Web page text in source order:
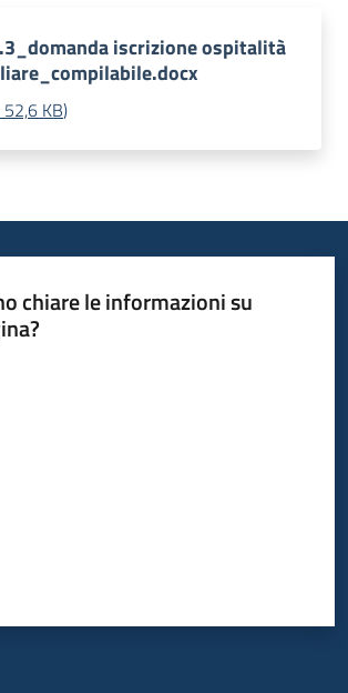
iscrizione ospitalità
52,6 KB)
chiare le informazioni su